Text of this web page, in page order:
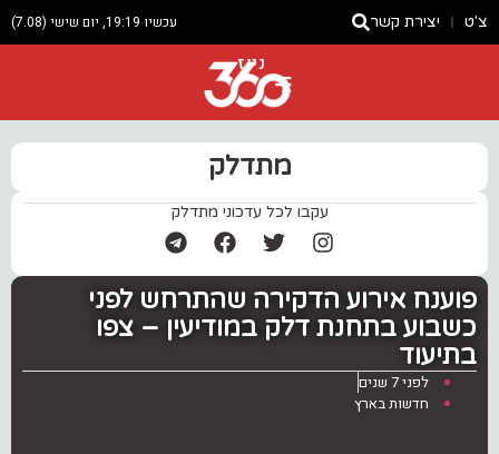
צ'ט יצירת קשר עכשיו 19:19, יום שישי (7.08)
ניוז
מתדלק
עקבו לכל עדכוני מתדלק
פוענח אירוע הדקירה שהתרחש לפני
כשבוע בתחנת דלק במודיעין – צפו
בתיעוד
לפני 7 שנים
חדשות בארץ